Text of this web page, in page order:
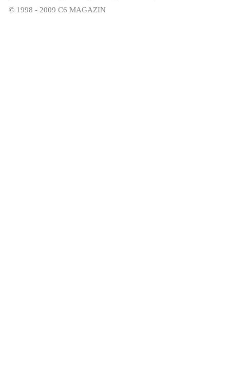
© 1998 - 2009 C6 MAGAZIN